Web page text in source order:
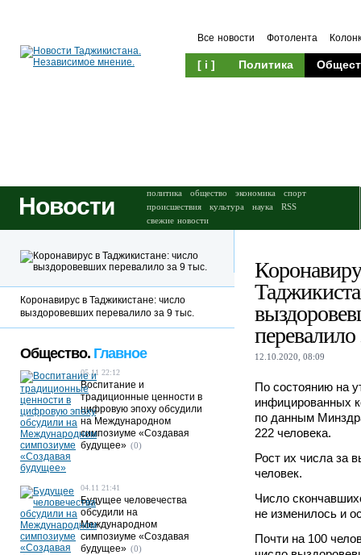
Все новости Фотолента
[ i ] Политика
Новости политика общество экономика
спорт
происшествия
культура наука
RSS
свежие новости
перевалило
12.10.2020, 08:09
По состоянию на
инфицированных
по данным
222 человека.
Рост их числа за
человек.
Число
не изменилось и
Почти на 100
Коронавирус в Таджикистане: число
выздоровевших перевалило за 9 тыс.
Общество. Главное
05.11 22:12
Воспитание и
традиционные ценности в
цифровую эпоху обсудили
на Международном
симпозиуме «Создавая
будущее» (0)
04.11 21:41
Будущее человечества
обсудили на
Международном
симпозиуме «Создавая
будущее» (0)